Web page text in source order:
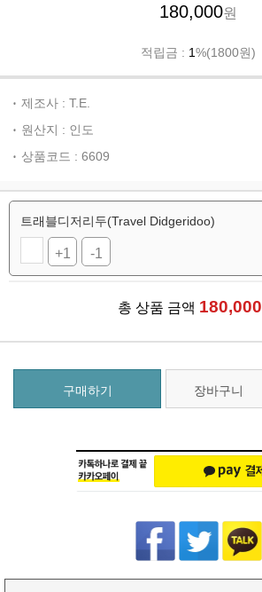
180,000원
적립금 : 1%(1800원)
제조사 : T.E.
원산지 : 인도
상품코드 : 6609
트래블디저리두(Travel Didgeridoo)
+1 -1
총 상품 금액 180,000
구매하기 장바구니